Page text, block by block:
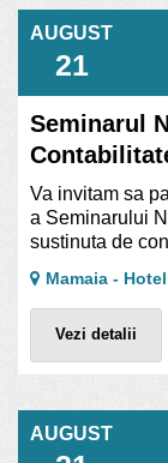
AUGUST
21
Seminarul
Va invitam sa
a Seminarului
sustinuta de
Mamaia -
Vezi detalii
AUGUST